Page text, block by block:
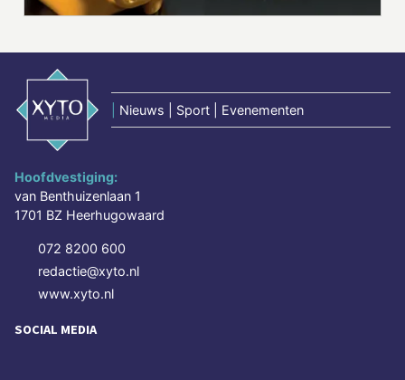
Nieuws | Sport | Evenementen
Hoofdvestiging:
van Benthuizenlaan 1
1701 BZ Heerhugowaard
072 8200 600
redactie@xyto.nl
www.xyto.nl
SOCIAL MEDIA